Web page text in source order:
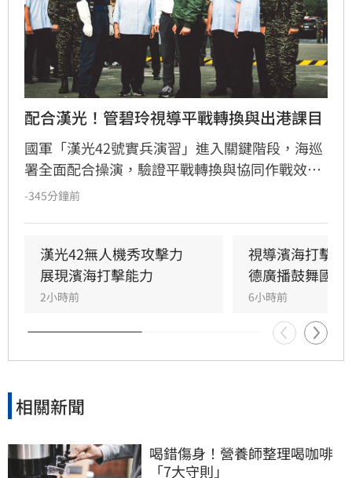
配合漢光！管碧玲視導平戰轉換與出港課目
國軍「漢光42號實兵演習」進入關鍵階段，海巡
署全面配合操演，驗證平戰轉換與協同作戰效
能。海委會主委管碧玲親赴台北港與左營軍港視
-345分鐘前
漢光42無人機秀攻擊力
展現濱海打擊能力
2小時前
視導濱海打擊
德廣播鼓舞國軍
6小時前
相關新聞
喝錯傷身！營養師整理喝咖啡
「7大守則」